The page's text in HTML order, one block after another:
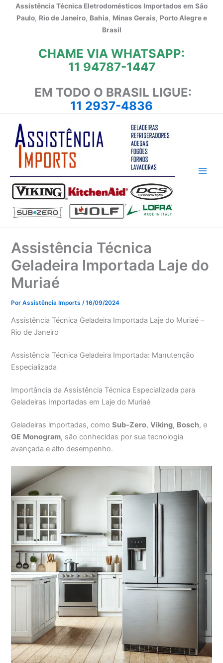
Assistência Técnica Eletrodomésticos Importados em São
Paulo, Rio de Janeiro, Bahia, Minas Gerais, Porto Alegre e
Brasil
CHAME VIA WHATSAPP:
11 94787-1447
EM TODO O BRASIL LIGUE:
11 2937-4836
Assistência Técnica
Geladeira Importada Laje do
Muriaé
PorAssistência Imports/16/09/2024
Assistência Técnica Geladeira Importada Laje do Muriaé –
Rio de Janeiro
Assistência Técnica Geladeira Importada: Manutenção
Especializada
Importância da Assistência Técnica Especializada para
Geladeiras Importadas em Laje do Muriaé
Geladeiras importadas, comoSub-Zero,Viking, Bosch, e
GE Monogram, são conhecidas por sua tecnologia
avançada e alto desempenho.